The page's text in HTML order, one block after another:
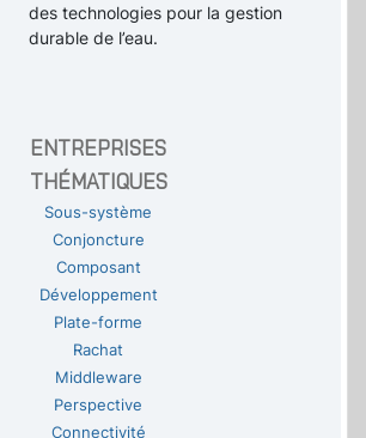
des technologies pour la gestion
durable de l’eau.
ENTREPRISES
THÉMATIQUES
Sous-système
Conjoncture
Composant
Développement
Plate-forme
Rachat
Middleware
Perspective
Connectivité